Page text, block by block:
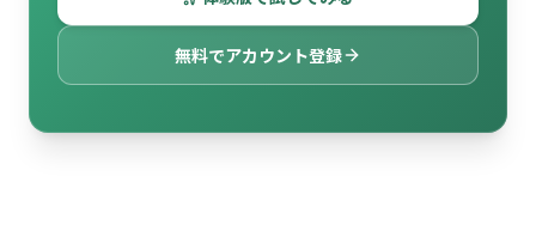
無料でアカウント登録